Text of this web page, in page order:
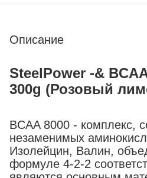
Описание
SteelPower -&
300g (Розовый
BCAA 8000 - комплекс,
незаменимых
Изолейцин, Валин,
формуле 4-2-2